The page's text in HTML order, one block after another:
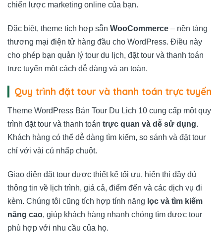
chiến lược marketing online của bạn.
Đặc biệt, theme tích hợp sẵn WooCommerce – nền tảng
thương mại điện tử hàng đầu cho WordPress. Điều này
cho phép bạn quản lý tour du lịch, đặt tour và thanh toán
trực tuyến một cách dễ dàng và an toàn.
Quy trình đặt tour và thanh toán trực tuyến
Theme WordPress Bán Tour Du Lịch 10 cung cấp một quy
trình đặt tour và thanh toán trực quan và dễ sử dụng.
Khách hàng có thể dễ dàng tìm kiếm, so sánh và đặt tour
chỉ với vài cú nhấp chuột.
Giao diện đặt tour được thiết kế tối ưu, hiển thị đầy đủ
thông tin về lịch trình, giá cả, điểm đến và các dịch vụ đi
kèm. Chúng tôi cũng tích hợp tính năng lọc và tìm kiếm
nâng cao, giúp khách hàng nhanh chóng tìm được tour
phù hợp với nhu cầu của họ.